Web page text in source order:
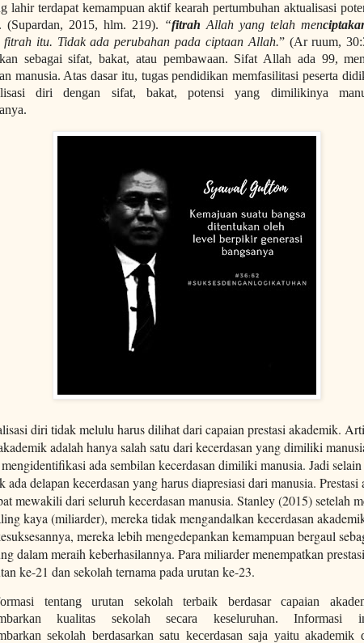
lahir terdapat kemampuan aktif kearah pertumbuhan aktualisasi
(Supardan, 2015, hlm. 219). “fitrah Allah yang telah men
fitrah itu. Tidak ada perubahan pada ciptaan Allah.” (Ar ruum,
sebagai sifat, bakat, atau pembawaan. Sifat Allah ada 99,
manusia. Atas dasar itu, tugas pendidikan memfasilitasi peserta
diri dengan sifat, bakat, potensi yang dimilikinya
diri tidak melulu harus dilihat dari capaian prestasi akademik.
adalah hanya salah satu dari kecerdasan yang dimiliki
ada sembilan kecerdasan dimiliki manusia. Jadi selain
ada delapan kecerdasan yang harus diapresiasi dari manusia. Prestasi
mewakili dari seluruh kecerdasan manusia. Stanley (2015) setelah
kaya (miliarder), mereka tidak mengandalkan kecerdasan
mereka lebih mengedepankan kemampuan bergaul
dalam meraih keberhasilannya. Para miliarder menempatkan
ke-21 dan sekolah ternama pada urutan ke-23.
tentang urutan sekolah terbaik berdasar capaian
kualitas sekolah secara keseluruhan. Informasi
sekolah berdasarkan satu kecerdasan saja yaitu akademik